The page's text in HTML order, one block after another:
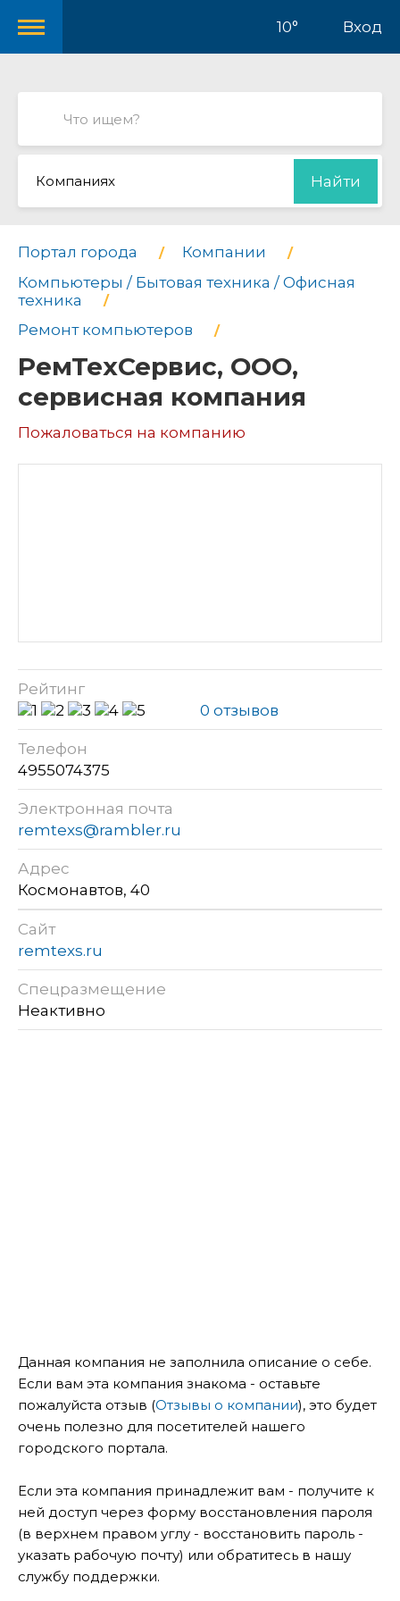
10° Вход
Компаниях Найти
Портал города
Компании
Компьютеры / Бытовая техника / Офисная
техника
Ремонт компьютеров
РемТехСервис, ООО,
сервисная компания
Пожаловаться на компанию
Рейтинг
0 отзывов
Телефон
4955074375
Электронная почта
remtexs@rambler.ru
Адрес
Космонавтов, 40
Сайт
remtexs.ru
Спецразмещение
Неактивно
Данная компания не заполнила описание о себе.
Если вам эта компания знакома - оставьте
пожалуйста отзыв (Отзывы о компании), это будет
очень полезно для посетителей нашего
городского портала.
Если эта компания принадлежит вам - получите к
ней доступ через форму восстановления пароля
(в верхнем правом углу - восстановить пароль -
указать рабочую почту) или обратитесь в нашу
службу поддержки.